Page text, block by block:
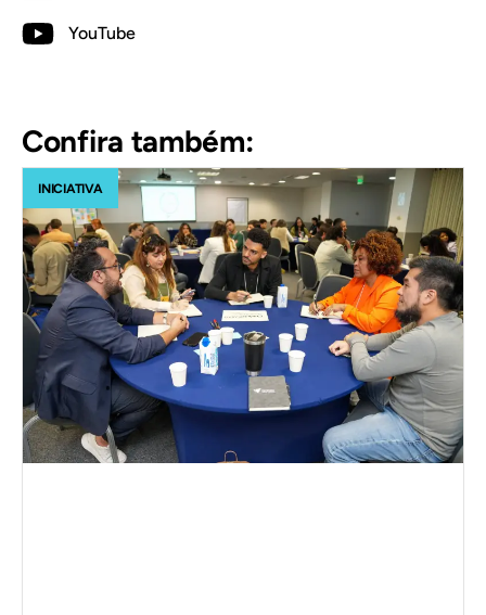
YouTube
Confira também:
INICIATIVA